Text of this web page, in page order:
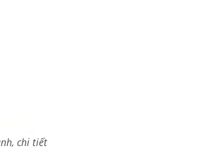
chi tiết